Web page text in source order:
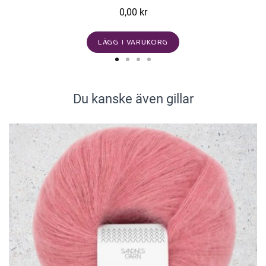
0,00 kr
LÄGG I VARUKORG
Du kanske även gillar